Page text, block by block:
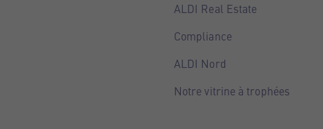
ALDI Real Estate
Compliance
ALDI Nord
Notre vitrine à trophées